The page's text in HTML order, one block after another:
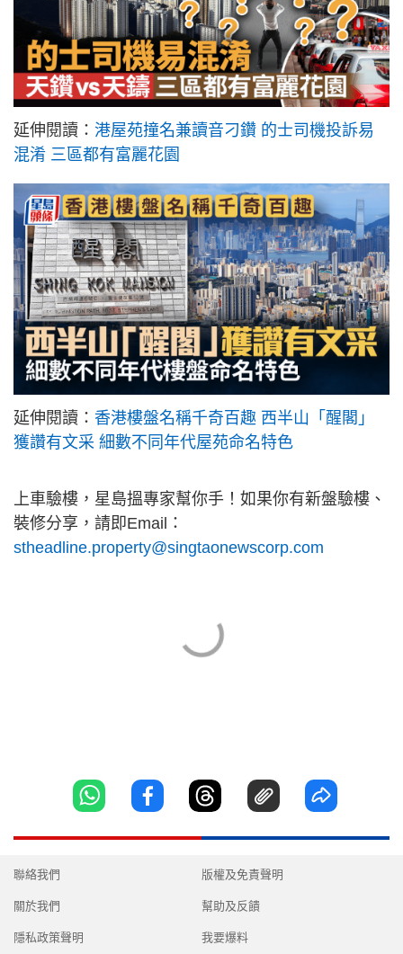
延伸閱讀： 港屋苑撞名兼讀音刁鑽 的士司機投訴易
混淆 三區都有富麗花園
延伸閱讀： 香港樓盤名稱千奇百趣 西半山「醒閣」
獲讚有文采 細數不同年代屋苑命名特色
上車驗樓，星島搵專家幫你手！如果你有新盤驗樓、
裝修分享，請即Email：
stheadline.property@singtaonewscorp.com
聯絡我們
關於我們
隱私政策聲明
版權及免責聲明
幫助及反饋
我要爆料